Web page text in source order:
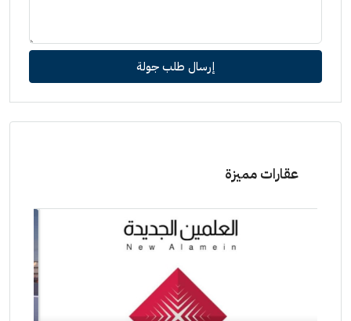
إرسال طلب جولة
عقارات مميزة